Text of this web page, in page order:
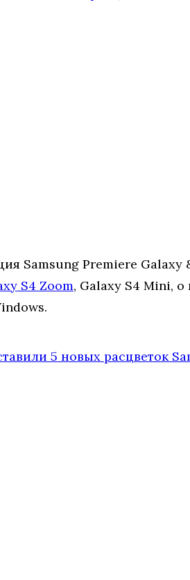
Samsung Premiere
S4 Zoom, Galaxy S4 Mini,